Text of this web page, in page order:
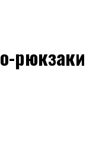
рюкзаки